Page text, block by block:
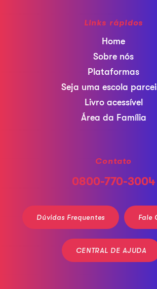
Links rápidos
Home
Sobre nós
Plataformas
Seja uma escola
Livro acessível
Área da Família
Contato
0800-770-3004
Dúvidas Frequentes Fale
CENTRAL DE AJUDA